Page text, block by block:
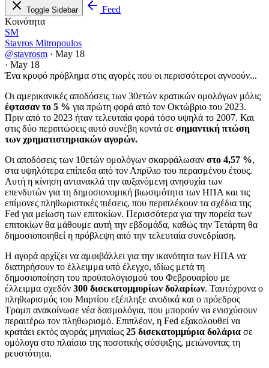
Toggle Sidebar
Feed
Κοινότητα
SM
Stavros Mitropoulos
@stavrosm · May 18
· May 18
Ένα κρυφό πρόβλημα στις αγορές που οι περισσότεροι αγνοούν...
Οι αμερικανικές αποδόσεις των 30ετών κρατικών ομολόγων μόλις
έφτασαν το 5 % για πρώτη φορά από τον Οκτώβριο του 2023.
Πριν από το 2023 ήταν τελευταία φορά τόσο υψηλά το 2007. Και
στις δύο περιπτώσεις αυτό συνέβη κοντά σε σημαντική πτώση
των χρηματιστηριακών αγορών.
Οι αποδόσεις των 10ετών ομολόγων σκαρφάλωσαν στο 4,57 %,
στα υψηλότερα επίπεδα από τον Απρίλιο του περασμένου έτους.
Αυτή η κίνηση αντανακλά την αυξανόμενη ανησυχία των
επενδυτών για τη δημοσιονομική βιωσιμότητα των ΗΠΑ και τις
επίμονες πληθωριστικές πιέσεις, που περιπλέκουν τα σχέδια της
Fed για μείωση των επιτοκίων. Περισσότερα για την πορεία των
επιτοκίων θα μάθουμε αυτή την εβδομάδα, καθώς την Τετάρτη θα
δημοσιοποιηθεί η πρόβλεψη από την τελευταία συνεδρίαση.
Η αγορά αρχίζει να αμφιβάλλει για την ικανότητα των ΗΠΑ να
διατηρήσουν το έλλειμμα υπό έλεγχο, ιδίως μετά τη
δημοσιοποίηση του προϋπολογισμού του Φεβρουαρίου με
έλλειμμα σχεδόν 300 δισεκατομμυρίων δολαρίων. Ταυτόχρονα ο
πληθωρισμός του Μαρτίου εξέπληξε ανοδικά και ο πρόεδρος
Τραμπ ανακοίνωσε νέα δασμολόγια, που μπορούν να ενισχύσουν
περαιτέρω τον πληθωρισμό. Επιπλέον, η Fed εξακολουθεί να
κρατάει εκτός αγοράς μηνιαίως 25 δισεκατομμύρια δολάρια σε
ομόλογα στο πλαίσιο της ποσοτικής σύσφιξης, μειώνοντας τη
ρευστότητα.